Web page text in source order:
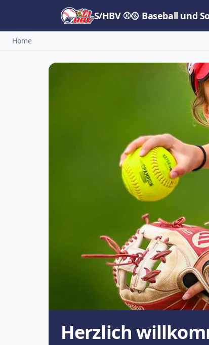
S/HBV ⚾🥎 Baseball und
Home
Herzlich